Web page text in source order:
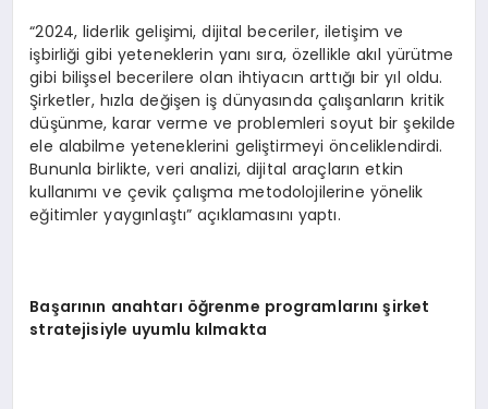
“2024, liderlik gelişimi, dijital beceriler, iletişim ve
işbirliği gibi yeteneklerin yanı sıra, özellikle akıl yürütme
gibi bilişsel becerilere olan ihtiyacın arttığı bir yıl oldu.
Şirketler, hızla değişen iş dünyasında çalışanların kritik
düşünme, karar verme ve problemleri soyut bir şekilde
ele alabilme yeteneklerini geliştirmeyi önceliklendirdi.
Bununla birlikte, veri analizi, dijital araçların etkin
kullanımı ve çevik çalışma metodolojilerine yönelik
eğitimler yaygınlaştı” açıklamasını yaptı.
Başarının anahtarı öğrenme programlarını şirket
stratejisiyle uyumlu kılmakta